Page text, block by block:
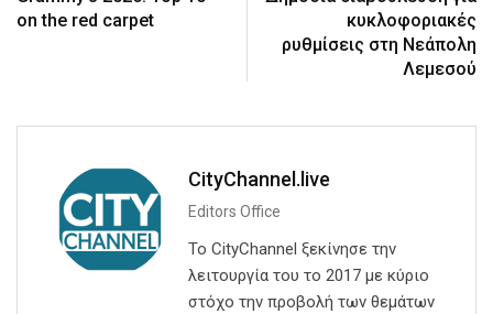
on the red carpet
κυκλοφοριακές
ρυθμίσεις στη Νεάπολη
Λεμεσού
CityChannel.live
Editors Office
Το CityChannel ξεκίνησε την
λειτουργία του το 2017 με κύριο
στόχο την προβολή των θεμάτων